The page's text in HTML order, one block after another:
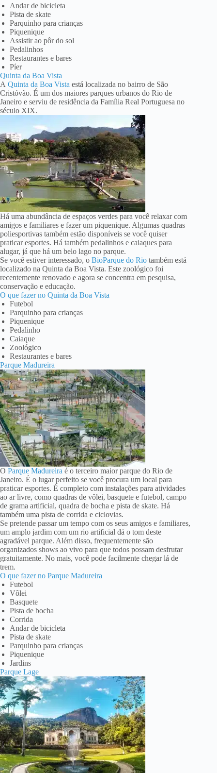
Andar de bicicleta
Pista de skate
Parquinho para crianças
Piquenique
Assistir ao pôr do sol
Pedalinhos
Restaurantes e bares
Píer
Quinta da Boa Vista
A Quinta da Boa Vista está localizada no bairro de São
Cristóvão. É um dos maiores parques urbanos do Rio de
Janeiro e serviu de residência da Família Real Portuguesa no
século XIX.
Há uma abundância de espaços verdes para você relaxar com
amigos e familiares e fazer um piquenique. Algumas quadras
poliesportivas também estão disponíveis se você quiser
praticar esportes. Há também pedalinhos e caiaques para
alugar, já que há um belo lago no parque.
Se você estiver interessado, o BioParque do Rio também está
localizado na Quinta da Boa Vista. Este zoológico foi
recentemente renovado e agora se concentra em pesquisa,
conservação e educação.
O que fazer no Quinta da Boa Vista
Futebol
Parquinho para crianças
Piquenique
Pedalinho
Caiaque
Zoológico
Restaurantes e bares
Parque Madureira
O Parque Madureira é o terceiro maior parque do Rio de
Janeiro. É o lugar perfeito se você procura um local para
praticar esportes. É completo com instalações para atividades
ao ar livre, como quadras de vôlei, basquete e futebol, campo
de grama artificial, quadra de bocha e pista de skate. Há
também uma pista de corrida e ciclovias.
Se pretende passar um tempo com os seus amigos e familiares,
um amplo jardim com um rio artificial dá o tom deste
agradável parque. Além disso, frequentemente são
organizados shows ao vivo para que todos possam desfrutar
gratuitamente. No mais, você pode facilmente chegar lá de
trem.
O que fazer no Parque Madureira
Futebol
Vôlei
Basquete
Pista de bocha
Corrida
Andar de bicicleta
Pista de skate
Parquinho para crianças
Piquenique
Jardins
Parque Lage